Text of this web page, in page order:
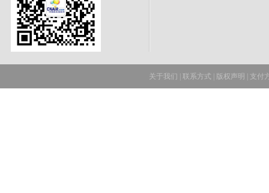
关于我们 联系方式 版权声明 支付